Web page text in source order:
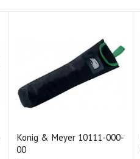
Konig & Meyer 10111-000-
00